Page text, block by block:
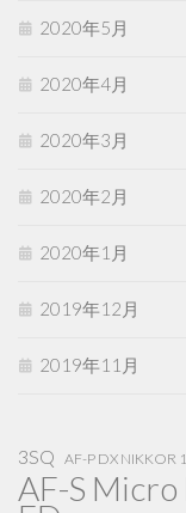
2020年5月
2020年4月
2020年3月
2020年2月
2020年1月
2019年12月
2019年11月
3SQ AF-P DX NIKKOR
AF-S